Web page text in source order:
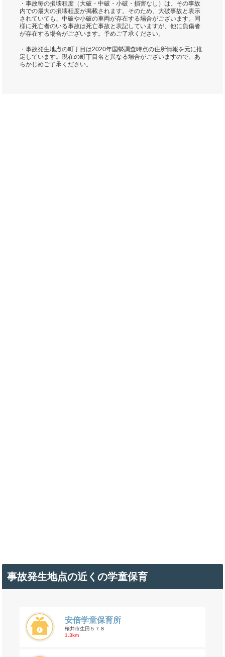
・事故毎の損壊程度（大破・中破・小破・損害なし）は、その事故
内での最大の損壊程度が掲載されます。そのため、大破事故と表示
されていても、中破や小破の車両が存在する場合がございます。同
様に死亡者のいる事故は死亡事故と表記していますが、他に負傷者
が存在する場合がございます。予めご了承ください。
・事故発生地点の町丁目は2020年国勢調査時点の住所情報を元に推
定しています。現在の町丁目名と異なる場合がございますので、あ
らかじめご了承ください。
事故発生地点の近くの学童保育
安倍学童保育所
桜井市生田５７８
1.3km